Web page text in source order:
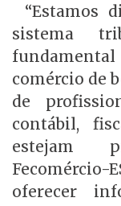
“Estamos
sistema
comércio de
de
contábil,
estejam
oferecer